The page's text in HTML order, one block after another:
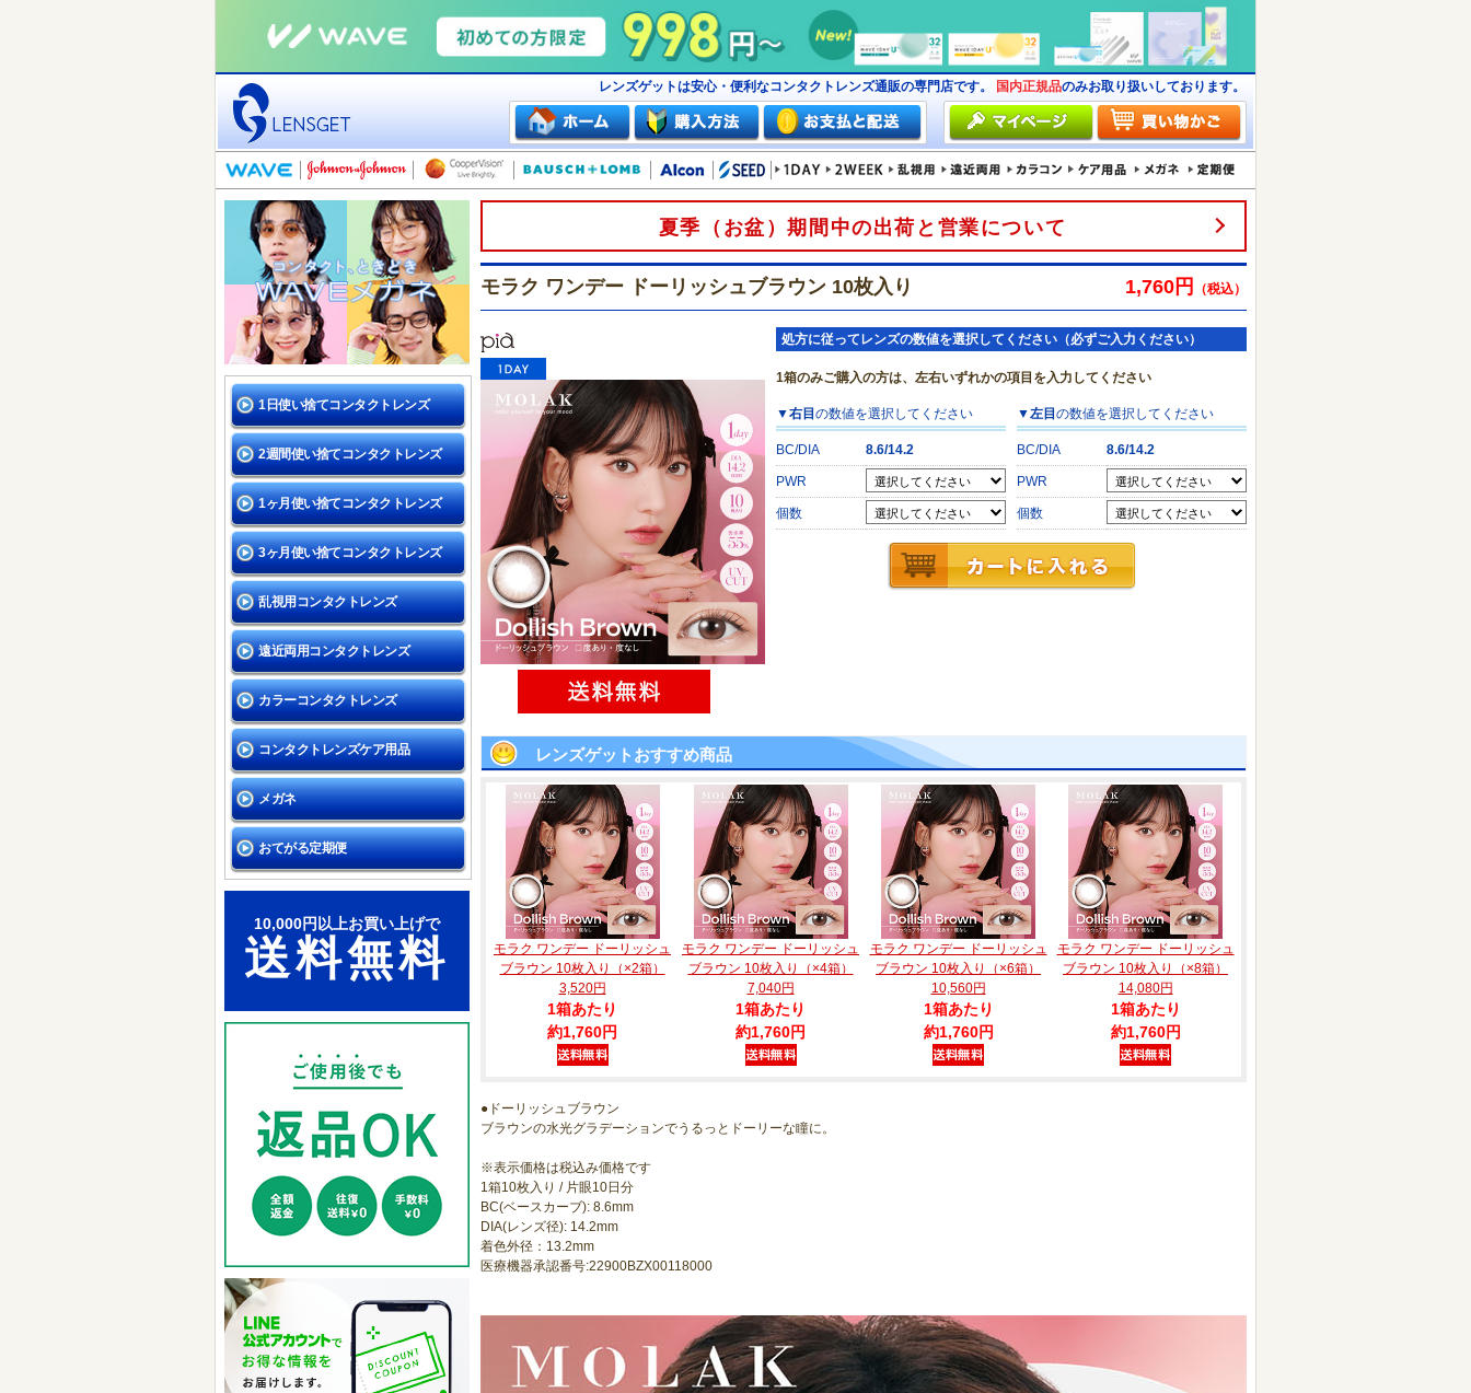
レンズゲットは安心・便利なコンタクトレンズ通販の専門店です。 国内正規品のみお取り扱いしております。
1日使い捨てコンタクトレンズ
2週間使い捨てコンタクトレンズ
1ヶ月使い捨てコンタクトレンズ
3ヶ月使い捨てコンタクトレンズ
乱視用コンタクトレンズ
遠近両用コンタクトレンズ
カラーコンタクトレンズ
コンタクトレンズケア用品
メガネ
おてがる定期便
10,000円以上お買い上げで
送料無料
夏季（お盆）期間中の出荷と営業について
モラク ワンデー ドーリッシュブラウン 10枚入り 1,760円 （税込）
処方に従ってレンズの数値を選択してください（必ずご入力ください）
1箱のみご購入の方は、左右いずれかの項目を入力してください
▼右目の数値を選択してください
BC/DIA 8.6/14.2
PWR
個数
▼左目の数値を選択してください
BC/DIA 8.6/14.2
PWR
個数
レンズゲットおすすめ商品
モラク ワンデー ドーリッシュ
ブラウン 10枚入り（×2箱）
3,520円
1箱あたり
約1,760円
モラク ワンデー ドーリッシュ
ブラウン 10枚入り（×4箱）
7,040円
1箱あたり
約1,760円
モラク ワンデー ドーリッシュ
ブラウン 10枚入り（×6箱）
10,560円
1箱あたり
約1,760円
モラク ワンデー ドーリッシュ
ブラウン 10枚入り（×8箱）
14,080円
1箱あたり
約1,760円
●ドーリッシュブラウン
ブラウンの水光グラデーションでうるっとドーリーな瞳に。
※表示価格は税込み価格です
1箱10枚入り / 片眼10日分
BC(ベースカーブ): 8.6mm
DIA(レンズ径): 14.2mm
着色外径：13.2mm
医療機器承認番号:22900BZX00118000